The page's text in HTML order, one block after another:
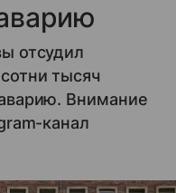
отсудил
тысяч
Внимание
канал